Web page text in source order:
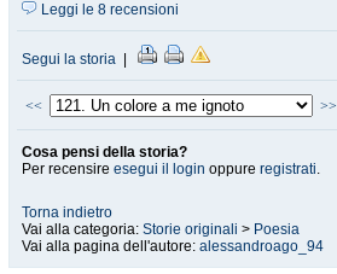
Leggi le 8 recensioni
Segui la storia
<< >>
Cosa pensi della storia?
Per recensire esegui il login oppure registrati.
Torna indietro
Vai alla categoria: Storie originali > Poesia
Vai alla pagina dell'autore: alessandroago_94